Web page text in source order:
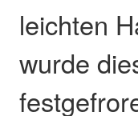
leichten
wurde